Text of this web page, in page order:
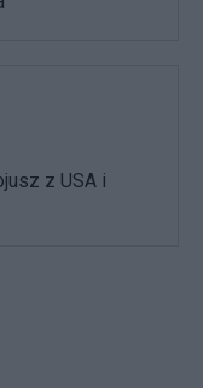
z USA i